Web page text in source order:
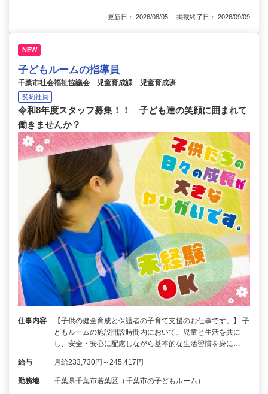
更新日： 2026/08/05 掲載終了日： 2026/09/09
NEW
子どもルームの指導員
千葉市社会福祉協議会 児童育成課 児童育成班
契約社員
令和8年度スタッフ募集！！ 子ども達の笑顔に囲まれて
働きませんか？
仕事内容
【子供の健全育成と保護者の子育て支援のお仕事です。】 子
どもルームの施設開設時間内において、児童と生活を共に
し、安全・安心に配慮しながら基本的な生活習慣を身に…
給与 月給233,730円～245,417円
勤務地 千葉県千葉市若葉区（千葉市の子どもルーム）